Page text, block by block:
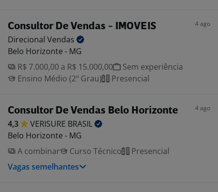
Consultor De Vendas - IMOVEIS 4 ago
Direcional Vendas
Belo Horizonte - MG
R$ 7.000,00 a R$ 15.000,00
Sem experiência
Ensino Médio (2º Grau)
Presencial
Consultor De Vendas Belo Horizonte 4 ago
4,3 VERISURE BRASIL
Belo Horizonte - MG
A combinar
Curso Técnico
Presencial
Vagas semelhantes